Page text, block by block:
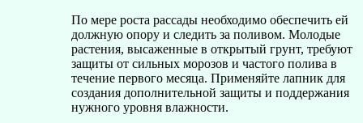
По мере роста рассады необходимо обеспечить ей
должную опору и следить за поливом. Молодые
растения, высаженные в открытый грунт, требуют
защиты от сильных морозов и частого полива в
течение первого месяца. Применяйте лапник для
создания дополнительной защиты и поддержания
нужного уровня влажности.